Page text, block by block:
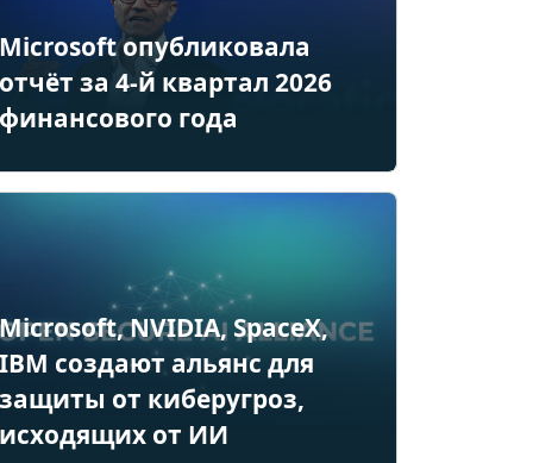
Microsoft опубликовала
отчёт за 4-й квартал 2026
финансового года
Microsoft, NVIDIA, SpaceX,
IBM создают альянс для
защиты от киберугроз,
исходящих от ИИ